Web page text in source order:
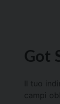
Got
Il tuo
campi